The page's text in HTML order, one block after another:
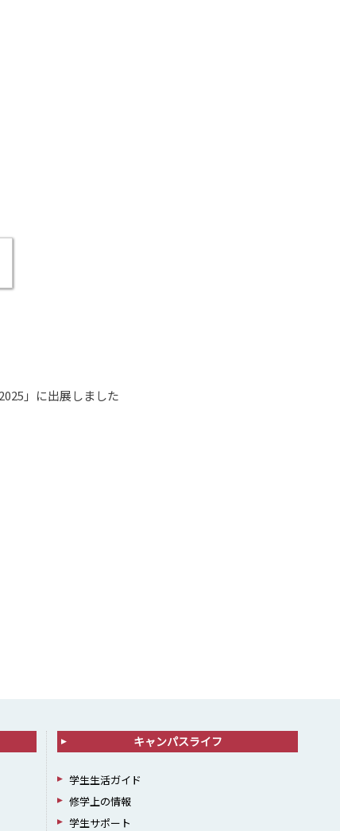
」に出展しました
キャンパスライフ
学生生活ガイド
修学上の情報
学生サポート